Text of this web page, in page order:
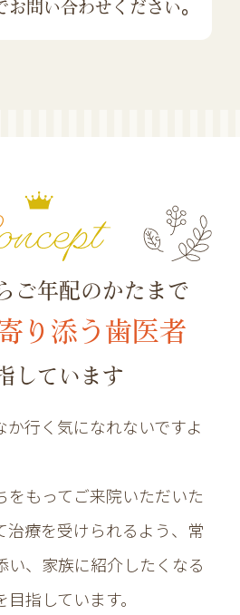
お問い合わせください。
ご年配のかたまで
り添う歯医者
しています
か行く気になれないですよ
をもってご来院いただいた
治療を受けられるよう、 常
、 家族に紹介したくなる
指しています。